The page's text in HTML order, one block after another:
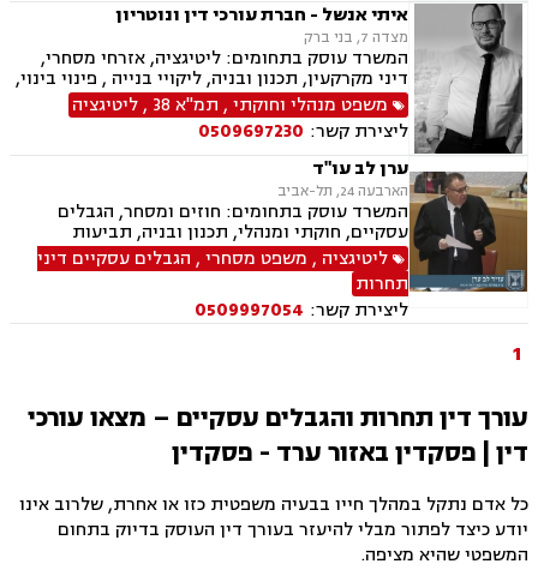
איתי אנשל - חברת עורכי דין ונוטריון
מצדה 7, בני ברק
המשרד עוסק בתחומים: ליטיגציה, אזרחי מסחרי,
דיני מקרקעין, תכנון ובניה, ליקויי בנייה , פינוי בינוי,
קבוצות רכישה, עסקאות מכר דירה, פינוי מושכר,
מגרשים לבניה ,נחלות ומשקים במושבים, רשות
מקרקעי ישראל, צווי הריסה, מיסוי נדל"ן, היטל
פיתוח, היטל השבחה, דיני חוזים, תביעות ייצוגיות,
ירושות וצוואות, נוטריון, דיני מכרזים והתקשרויות,
חוקתי ומנהלי, רישוי עסקים, דיני חברות, סכסוך בין
בעלי מניות, ליווי עסקי, הגבלים עסקיים, בנקים,
ערבויות ושטרות, קניין רוחני, זכויות יוצרים, דיני
בנקאות, חברות אשראי סליקה
משפט מנהלי וחוקתי, תמ"א 38 ,ליטיגציה
ליצירת קשר: 0509697230
ערן לב עו"ד
הארבעה 24, תל-אביב
המשרד עוסק בתחומים: חוזים ומסחר, הגבלים
עסקיים, חוקתי ומנהלי, תכנון ובניה, תביעות
יצוגיות, דיני תקשורת ואינטרנט, לשון הרע.
ליטיגציה , משפט מסחרי, הגבלים עסקיים דיני
תחרות
ליצירת קשר: 0509997054
1
עורך דין תחרות והגבלים עסקיים – מצאו עורכי
דין | פסקדין באזור ערד - פסקדין
כל אדם נתקל במהלך חייו בבעיה משפטית כזו או אחרת, שלרוב אינו
יודע כיצד לפתור מבלי להיעזר בעורך דין העוסק בדיוק בתחום
המשפטי שהיא מציפה.